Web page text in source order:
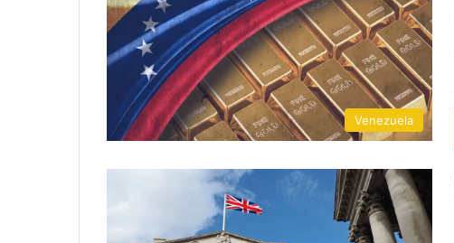
Venezuela